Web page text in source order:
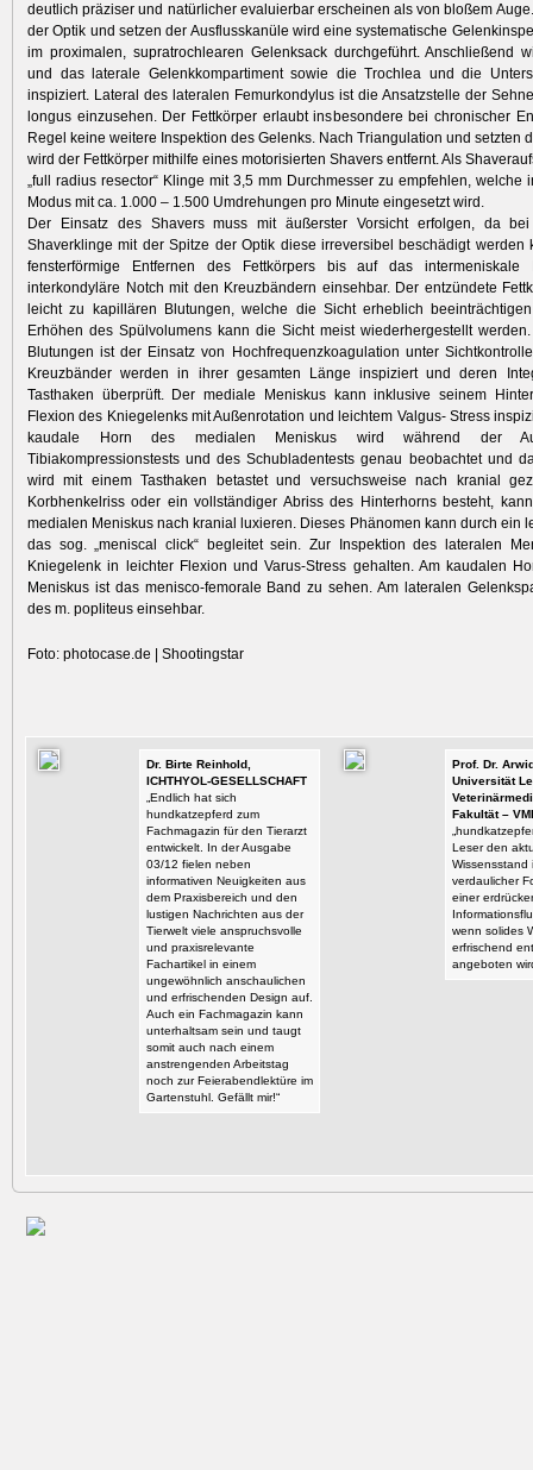
deutlich präziser und natürlicher evaluierbar erscheinen als von bloßem
der Optik und setzen der Ausflusskanüle wird eine systematische
im proximalen, supratrochlearen Gelenksack durchgeführt. Anschließend
und das laterale Gelenkkompartiment sowie die Trochlea und die
inspiziert. Lateral des lateralen Femurkondylus ist die Ansatzstelle der
longus einzusehen. Der Fettkörper erlaubt insbesondere bei chronischer
Regel keine weitere Inspektion des Gelenks. Nach Triangulation und setzten
wird der Fettkörper mithilfe eines motorisierten Shavers entfernt. Als
„full radius resector“ Klinge mit 3,5 mm Durchmesser zu empfehlen, welche
Modus mit ca. 1.000 – 1.500 Umdrehungen pro Minute eingesetzt wird.
Der Einsatz des Shavers muss mit äußerster Vorsicht erfolgen, da
Shaverklinge mit der Spitze der Optik diese irreversibel beschädigt werden
fensterförmige Entfernen des Fettkörpers bis auf das
interkondyläre Notch mit den Kreuzbändern einsehbar. Der entzündete
leicht zu kapillären Blutungen, welche die Sicht erheblich
Erhöhen des Spülvolumens kann die Sicht meist wiederhergestellt
Blutungen ist der Einsatz von Hochfrequenzkoagulation unter
Kreuzbänder werden in ihrer gesamten Länge inspiziert und deren
Tasthaken überprüft. Der mediale Meniskus kann inklusive seinem
Flexion des Kniegelenks mit Außenrotation und leichtem Valgus- Stress
kaudale Horn des medialen Meniskus wird während der
Tibiakompressionstests und des Schubladentests genau beobachtet und
wird mit einem Tasthaken betastet und versuchsweise nach kranial
Korbhenkelriss oder ein vollständiger Abriss des Hinterhorns besteht,
medialen Meniskus nach kranial luxieren. Dieses Phänomen kann durch ein
das sog. „meniscal click“ begleitet sein. Zur Inspektion des lateralen
Kniegelenk in leichter Flexion und Varus-Stress gehalten. Am kaudalen
Meniskus ist das menisco-femorale Band zu sehen. Am lateralen
des m. popliteus einsehbar.
Foto: photocase.de | Shootingstar
Dr. Birte Reinhold,
ICHTHYOL-GESELLSCHAFT
„Endlich hat sich
hundkatzepferd zum
Fachmagazin für den Tierarzt
entwickelt. In der Ausgabe
03/12 fielen neben
informativen Neuigkeiten aus
dem Praxisbereich und den
lustigen Nachrichten aus der
Tierwelt viele anspruchsvolle
und praxisrelevante
Fachartikel in einem
ungewöhnlich anschaulichen
und erfrischenden Design auf.
Auch ein Fachmagazin kann
unterhaltsam sein und taugt
somit auch nach einem
anstrengenden Arbeitstag
noch zur Feierabendlektüre im
Gartenstuhl. Gefällt mir!“
Prof. Dr.
Universität
Fakultät –
Leser den
Wissensstand
verdaulicher
einer
wenn solides
erfrischend
angeboten